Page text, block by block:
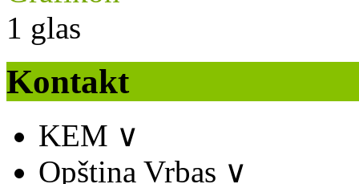
1 glas
Kontakt
KEM ∨
Opština Vrbas ∨